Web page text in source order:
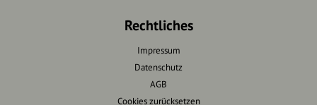
Rechtliches
Impressum
Datenschutz
AGB
Cookies zurücksetzen